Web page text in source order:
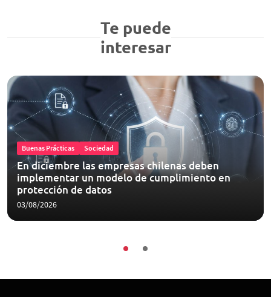
Te puede
interesar
Buenas Prácticas Sociedad
En diciembre las empresas chilenas deben
implementar un modelo de cumplimiento en
protección de datos
03/08/2026